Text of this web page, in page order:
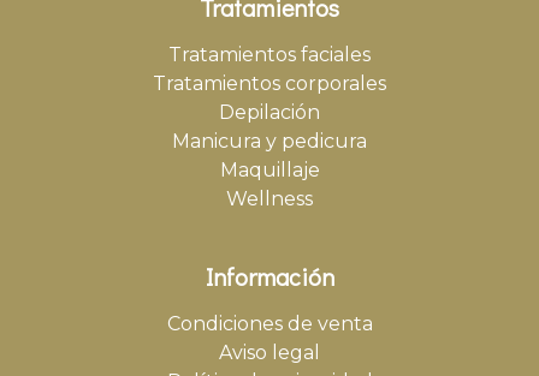
Tratamientos
Tratamientos faciales
Tratamientos corporales
Depilación
Manicura y pedicura
Maquillaje
Wellness
Información
Condiciones de venta
Aviso legal